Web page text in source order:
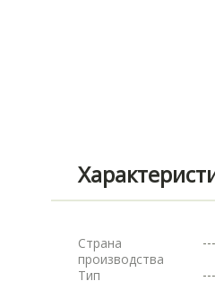
Страна
производства
Тип